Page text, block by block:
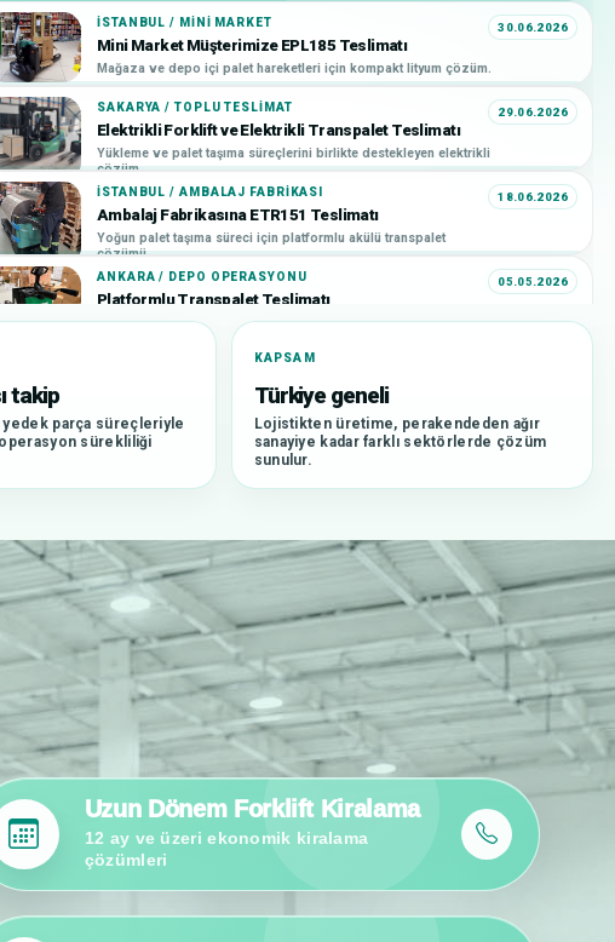
30.06.2026
İSTANBUL / MINI MARKET
Mini Market Müşterimize EPL185 Teslimatı
Mağaza ve depo içi palet hareketleri için kompakt lityum çözüm.
29.06.2026
SAKARYA / TOPLU TESLIMAT
Elektrikli Forklift ve Elektrikli Transpalet Teslimatı
Yükleme ve palet taşıma süreçlerini birlikte destekleyen elektrikli
çözüm.
18.06.2026
İSTANBUL / AMBALAJ FABRIKASI
Ambalaj Fabrikasına ETR151 Teslimatı
Yoğun palet taşıma süreci için platformlu akülü transpalet
çözümü.
05.05.2026
ANKARA / DEPO OPERASYONU
Platformlu Transpalet Teslimatı
Yoğun depo içi taşıma süreci için platformlu transpalet çözümü.
BURSA / ZINCIR MARKET DAĞITIM MERKEZI
Zincir Market Dağıtım Merkezine F4 Teslimatı
Dağıtım merkezi içindeki günlük palet hareketleri için pratik
çözüm.
21.04.2026
İSTANBUL / TOPLU TESLIMAT
İstanbul Müşterimize Toplu Forklift Teslimatı
Birden fazla forklift ile yüksek hacimli operasyonlara teslimat
Bursa Otonom Transpalet Teslimatı
Tekrarlayan taşıma süreçleri için AMR ve otonom transpalet
çözümü.
04.04.2026
SIPARIŞ TOPLAMA / DEPO
Sipariş Toplayıcı JX0 Teslimatı
Raf arası ürün toplama süreçleri için kompakt sipariş toplayıcı.
takip
yedek parça süreçleriyle
sürekliliği
KAPSAM
Türkiye geneli
Lojistikten üretime, perakendeden ağır
sanayiye kadar farklı sektörlerde çözüm
sunulur.
Uzun Dönem Forklift Kiralama
12 ay ve üzeri ekonomik kiralama
çözümleri